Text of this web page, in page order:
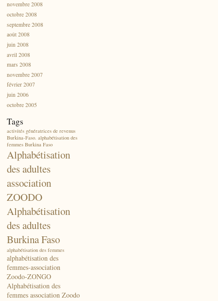
novembre 2008
octobre 2008
septembre 2008
août 2008
juin 2008
avril 2008
mars 2008
novembre 2007
février 2007
juin 2006
octobre 2005
Tags
activités génératrices de revenus
Burkina-Faso. alphabétisation des
femmes Burkina Faso
Alphabétisation
des adultes
association
ZOODO
Alphabétisation
des adultes
Burkina Faso
alphabétisation des femmes
alphabétisation des
femmes-association
Zoodo-ZONGO
Alphabétisation des
femmes association Zoodo